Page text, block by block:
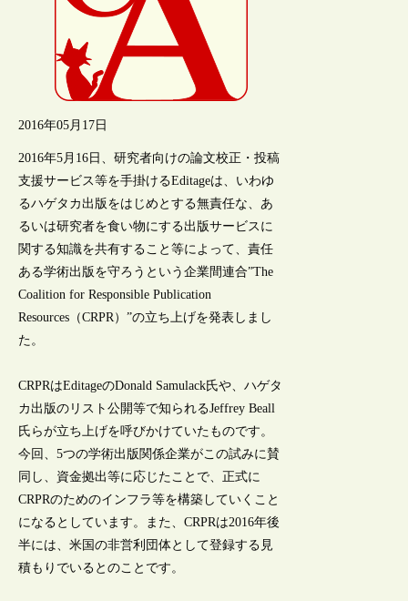
2016年05月17日
2016年5月16日、研究者向けの論文校正・投稿
支援サービス等を手掛けるEditageは、いわゆ
るハゲタカ出版をはじめとする無責任な、あ
るいは研究者を食い物にする出版サービスに
関する知識を共有すること等によって、責任
ある学術出版を守ろうという企業間連合”The
Coalition for Responsible Publication
Resources（CRPR）”の立ち上げを発表しまし
た。
CRPRはEditageのDonald Samulack氏や、ハゲタ
カ出版のリスト公開等で知られるJeffrey Beall
氏らが立ち上げを呼びかけていたものです。
今回、5つの学術出版関係企業がこの試みに賛
同し、資金拠出等に応じたことで、正式に
CRPRのためのインフラ等を構築していくこと
になるとしています。また、CRPRは2016年後
半には、米国の非営利団体として登録する見
積もりでいるとのことです。